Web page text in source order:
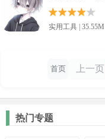
实用工具 | 35.55M
首页 上一页
热门专题